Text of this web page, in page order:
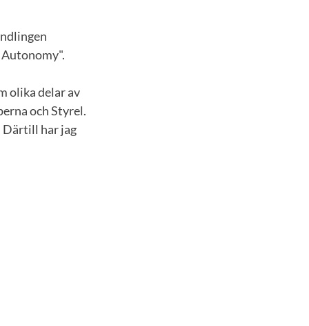
olika delar av
och Styrel.
Därtill har jag